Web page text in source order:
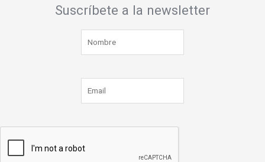
Suscríbete a la newsletter